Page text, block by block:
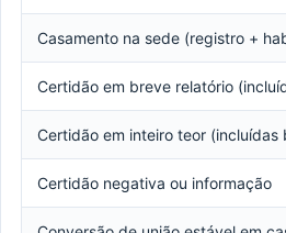
Casamento na sede (registro +
Certidão em breve relatório
Certidão em inteiro teor (incluídas
Certidão negativa ou informação